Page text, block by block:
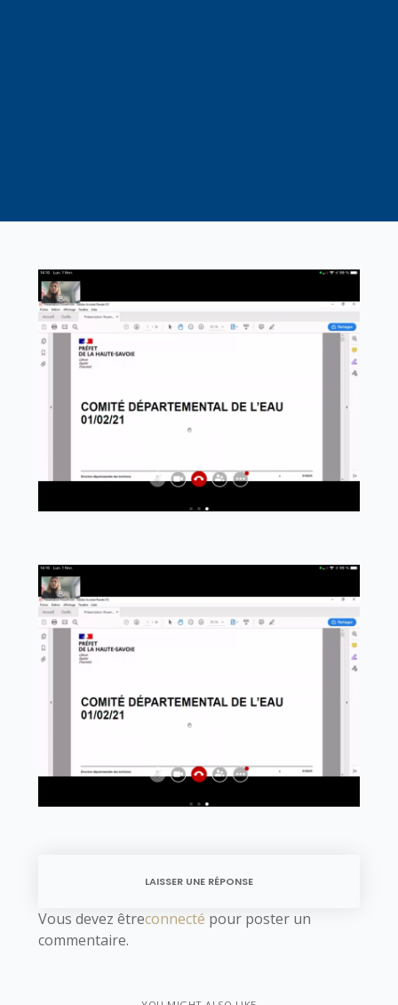
LAISSER UNE RÉPONSE
Vous devez êtreconnecté pour poster un
commentaire.